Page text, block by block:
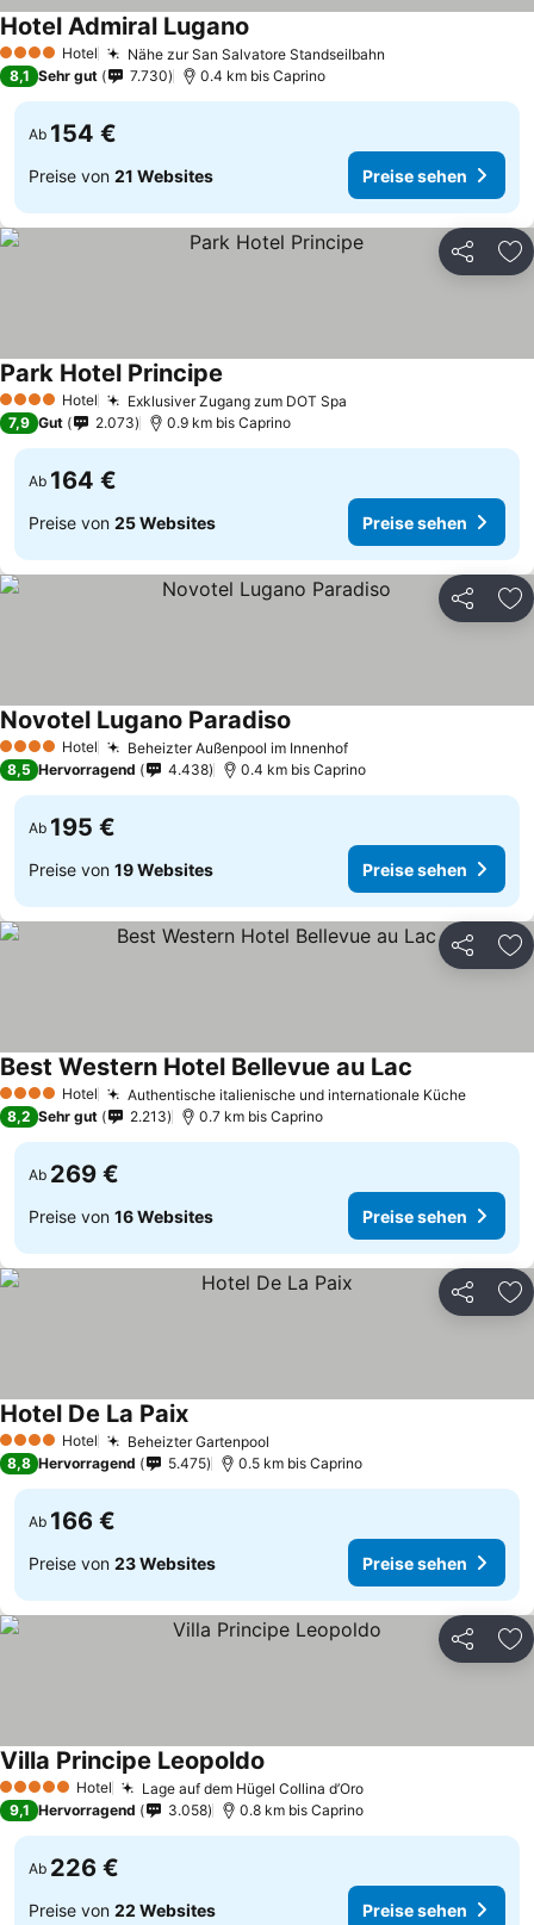
4 Sterne Hotel Nähe zur San Salvatore Standseilbahn
Hotel Admiral Lugano
8,1 Sehr gut 7.730 0.4 km bis Caprino
Ab 154 €
Preise von 21 Websites Preise sehen
Teilen
4 Sterne Hotel Exklusiver Zugang zum DOT Spa
Park Hotel Principe
7,9 Gut 2.073 0.9 km bis Caprino
Ab 164 €
Preise von 25 Websites Preise sehen
Teilen
4 Sterne Hotel Beheizter Außenpool im Innenhof
Novotel Lugano Paradiso
8,5 Hervorragend 4.438 0.4 km bis Caprino
Ab 195 €
Preise von 19 Websites Preise sehen
Teilen
4 Sterne Hotel Authentische italienische und internationale Küche
Best Western Hotel Bellevue au Lac
8,2 Sehr gut 2.213 0.7 km bis Caprino
Ab 269 €
Preise von 16 Websites Preise sehen
Teilen
4 Sterne Hotel Beheizter Gartenpool
Hotel De La Paix
8,8 Hervorragend 5.475 0.5 km bis Caprino
Ab 166 €
Preise von 23 Websites Preise sehen
Teilen
5 Sterne Hotel Lage auf dem Hügel Collina d’Oro
Villa Principe Leopoldo
9,1 Hervorragend 3.058 0.8 km bis Caprino
Ab 226 €
Preise von 22 Websites Preise sehen